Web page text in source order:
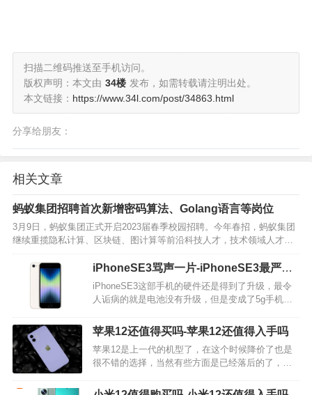
扫描二维码推送至手机访问。
版权声明：本文由 34楼 发布，如需转载请注明出处。
本文链接： https://www.34l.com/post/34863.html
分享给朋友：
相关文章
蚂蚁集团招聘首次新增密码算法、Golang语言等岗位
3月9日，蚂蚁集团正式开启2023届春季校园招聘。今年春招，蚂蚁集团
继续重揽隐私计算、区块链、图计算等前沿科技人才，技术领域人才需
求占招聘总人数的86%，同时首次新增密码算法、Golang语言等岗位。
蚂蚁集团招聘官网信息…iPhoneSE3骂声一片-iPhoneSE3最严重
缺点
iPhoneSE3这部手机的硬件还是得到了升级，最令
人诟病的就是电池没有升级，但是变成了5g手机，
iPhoneSE3的一些缺点，看看到底哪些有问题。 缺
点 1、iPhone SE3这款手…
苹果12还值得买吗-苹果12还值得入手吗
苹果12是上一代的机型了，在这个时候降价了也是
很不错的选择，当然有些方面是已经落后的了，旧
12这部手机还值得买吗？ 性能方面，iPhone12这款